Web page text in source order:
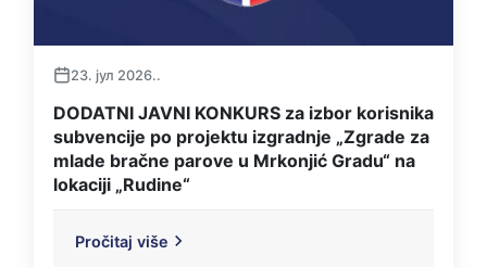
23. јул 2026..
DODATNI JAVNI KONKURS za izbor korisnika
subvencije po projektu izgradnje „Zgrade za
mlade bračne parove u Mrkonjić Gradu“ na
lokaciji „Rudine“
Pročitaj više